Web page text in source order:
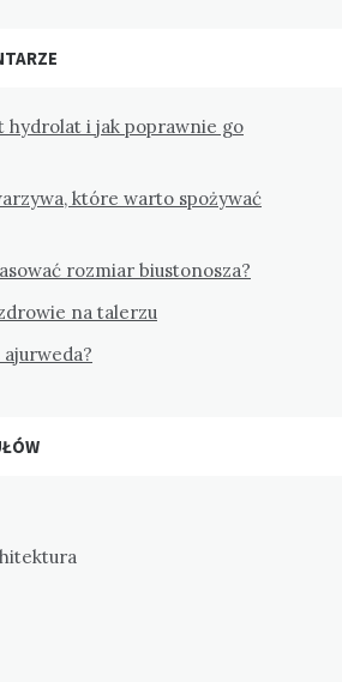
hydrolat i jak poprawnie go
które warto spożywać
rozmiar biustonosza?
na talerzu